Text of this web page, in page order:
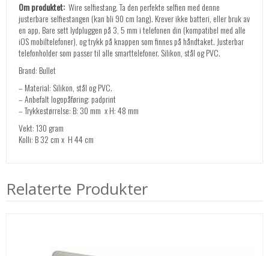
Om produktet: Wire selfiestang. Ta den perfekte selfien med denne
justerbare selfiestangen (kan bli 90 cm lang). Krever ikke batteri, eller bruk av
en app. Bare sett lydpluggen på 3, 5 mm i telefonen din (kompatibel med alle
iOS mobiltelefoner), og trykk på knappen som finnes på håndtaket. Justerbar
telefonholder som passer til alle smarttelefoner. Silikon, stål og PVC.
Brand: Bullet
– Material: Silikon, stål og PVC.
– Anbefalt logopåføring: padprint
– Trykkestørrelse: B: 30 mm x H: 48 mm
Vekt: 130 gram
Kolli: B 32 cm x H 44 cm
Relaterte Produkter